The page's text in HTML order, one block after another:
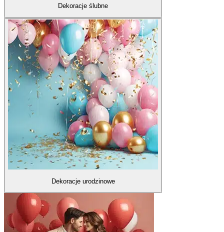
Dekoracje ślubne
Dekoracje urodzinowe